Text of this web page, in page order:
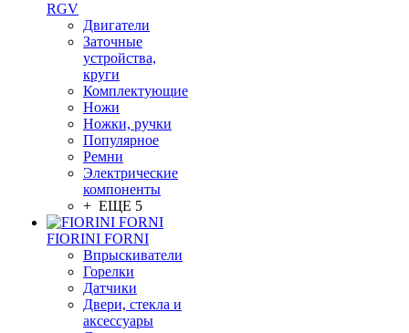
RGV
Двигатели
Заточные
устройства,
круги
Комплектующие
Ножи
Ножки, ручки
Популярное
Ремни
Электрические
компоненты
+ ЕЩЕ 5
FIORINI FORNI
Впрыскиватели
Горелки
Датчики
Двери, стекла и
аксессуары